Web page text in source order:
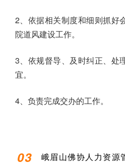
2、依据相关制度和细则抓好
院道风建设工作。
3、依规督导、及时纠正、处
宜。
4、负责完成交办的工作。
03 峨眉山佛协人力资源